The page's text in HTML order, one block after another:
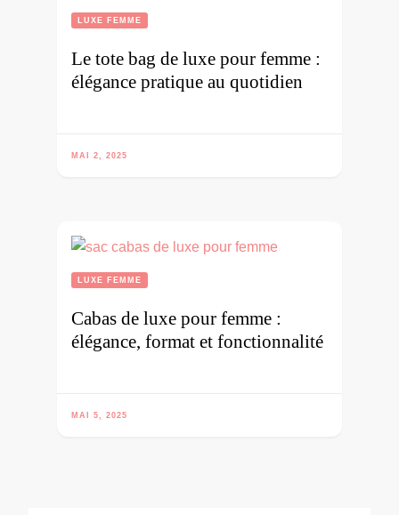
LUXE FEMME
Le tote bag de luxe pour femme :
élégance pratique au quotidien
MAI 2, 2025
LUXE FEMME
Cabas de luxe pour femme :
élégance, format et fonctionnalité
MAI 5, 2025